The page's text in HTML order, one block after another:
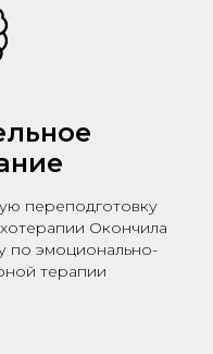
переподготовку
Окончила
по эмоционально-
терапии